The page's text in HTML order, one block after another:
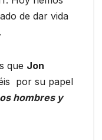
de dar vida
que Jon
por su papel
hombres y